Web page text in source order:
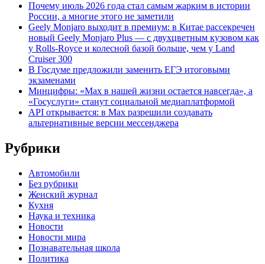
Почему июль 2026 года стал самым жарким в истории
России, а многие этого не заметили
Geely Monjaro выходит в премиум: в Китае рассекречен
новый Geely Monjaro Plus — с двухцветным кузовом как
у Rolls-Royce и колесной базой больше, чем у Land
Cruiser 300
В Госдуме предложили заменить ЕГЭ итоговыми
экзаменами
Минцифры: «Max в нашей жизни остается навсегда», а
«Госуслуги» станут социальной медиаплатформой
API открывается: в Max разрешили создавать
альтернативные версии мессенджера
Рубрики
Автомобили
Без рубрики
Женский журнал
Кухня
Наука и техника
Новости
Новости мира
Познавательная школа
Политика